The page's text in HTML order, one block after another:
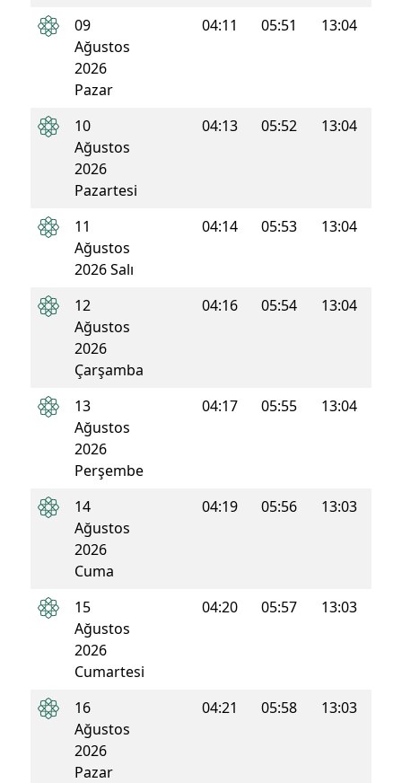
09
Ağustos
2026
Pazar
04:11 05:51 13:04
10
Ağustos
2026
Pazartesi
04:13 05:52 13:04
11
Ağustos
2026 Salı
04:14 05:53 13:04
12
Ağustos
2026
Çarşamba
04:16 05:54 13:04
13
Ağustos
2026
Perşembe
04:17 05:55 13:04
14
Ağustos
2026
Cuma
04:19 05:56 13:03
15
Ağustos
2026
Cumartesi
04:20 05:57 13:03
16
Ağustos
2026
Pazar
04:21 05:58 13:03